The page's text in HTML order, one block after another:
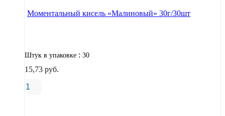
Моментальный кисель «Малиновый» 30г/30шт
Штук в упаковке : 30
15,73 руб.